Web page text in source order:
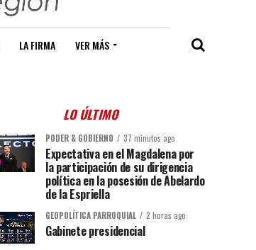
LA FIRMA VER MÁS
LO ÚLTIMO
PODER & GOBIERNO 37 minutos ago
Expectativa en el Magdalena por
la participación de su dirigencia
política en la posesión de Abelardo
de la Espriella
GEOPOLÍTICA PARROQUIAL 2 horas ago
Gabinete presidencial